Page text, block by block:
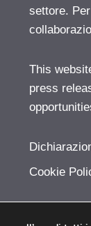
settore.
This
press
Cookie